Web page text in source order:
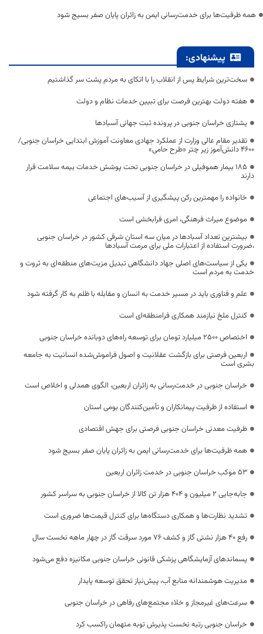
همه ظرفیت‌ها برای خدمت‌رسانی ایمن به زائران پایان صفر بسیج شود
پیشنهادی:
سخت‌ترین شرایط پس از انقلاب را با اتکای به مردم پشت سر گذاشتیم
هفته دولت بهترین فرصت برای تبیین خدمات نظام و دولت
یشتازی خراسان جنوبی در پرونده ثبت جهانی آسبادها
تقدیر مقام عالی وزارت از عملکرد جهادی معاونت آموزش ابتدایی خراسان جنوبی/
۴۶۰۰ دانش‌آموز زیر چتر «طرح حامی»
۱۸۵ بیمار هموفیلی در خراسان جنوبی تحت پوشش خدمات بیمه سلامت قرار
دارند
خانواده را مهمترین رکن پیشگیری از آسیب‌های اجتماعی
موضوع میراث فرهنگی، امری فرابخشی است
بیشترین تعداد آسبادها در میان سه استان شرقی کشور در خراسان جنوبی
،ضرورت استفاده از اعتبارات ملی برای مرمت آسبادها
یکی از سیاست‌های اصلی جهاد دانشگاهی تبدیل مزیت‌های منطقه‌ای به ثروت و
خدمت به مردم است
علم و فناوری باید در مسیر خدمت به انسان و مقابله با ظلم به کار گرفته شود
کنترل ملخ نیازمند همکاری فرامنطقه‌ای است
اختصاص 2500 میلیارد تومان برای توسعه راه‌های دوبانده خراسان جنوبی
اربعین فرصتی برای بازگشت عقلانیت و اصول فراموش‌شده انسانیت به جامعه
بشری است
خراسان جنوبی در خدمت‌رسانی به زائران اربعین، الگوی همدلی و اخلاص است
استفاده از ظرفیت پیمانکاران و تأمین‌کنندگان بومی استان
ظرفیت معدنی خراسان جنوبی فرصتی برای جهش اقتصادی
همه ظرفیت‌ها برای خدمت‌رسانی ایمن به زائران پایان صفر بسیج شود
53 موکب خراسان جنوبی در خدمت زائران اربعین
جابه‌جایی 2 میلیون و 404 هزار تن کالا از خراسان جنوبی به سراسر کشور
تشدید نظارت‌ها و همکاری دستگاه‌ها برای کنترل قیمت‌ها ضروری است
رفع 40 هزار نشتی گاز و کشف 76 مورد سرقت گاز در چهار ماهه نخست سال
پسماندهای آزمایشگاهی پزشکی قانونی خراسان جنوبی مکانیزه دفع می‌شود
مدیریت هوشمندانه منابع آب، پیش‌نیاز تحقق توسعه پایدار
سرعت‌های غیرمجاز و خلاء مجتمع‌های رفاهی در خراسان جنوبی
خراسان جنوبی رتبه نخست پذیرش توبه متهمان راکسب کرد